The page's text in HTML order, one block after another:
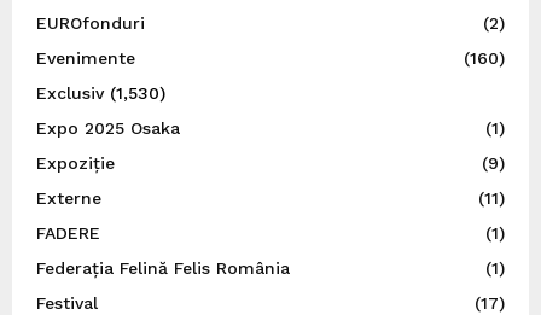
EUROfonduri
(2)
Evenimente
(160)
Exclusiv(1,530)
Expo 2025 Osaka
(1)
Expoziție
(9)
Externe
(11)
FADERE
(1)
Federația Felină Felis România
(1)
Festival
(17)